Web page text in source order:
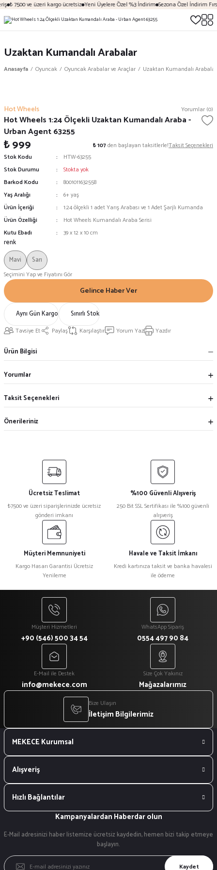
₺ 7500 ve üzeri kargo ücretsiz Yeni Üyelere Özel %3 İndirim Sezona Özel İndirim
Uzaktan Kumandalı Arabalar
Anasayfa Oyuncak Oyuncak Arabalar ve Araçlar Uzaktan Kumandalı Arabalar
Hot Wheels Yorumlar (0)
Hot Wheels 1:24 Ölçekli Uzaktan Kumandalı Araba -
Urban Agent 63255
₺ 999 ₺ 107den başlayan taksitlerle!Taksit Seçenekleri
Stok Kodu
HTW-63255
Stok Durumu
Stokta yok
Barkod Kodu
8001011632558
Yaş Aralığı
6+ yaş
Ürün İçeriği
1:24 ölçekli 1 adet Yarış Arabası ve 1 Adet Şarjlı Kumanda
Ürün Özelliği
Hot Wheels Kumandalı Araba Serisi
Kutu Ebadı
39 x 12 x 10 cm
renk
Mavi
Sarı
Seçimini Yap ve Fiyatını Gör
Gelince Haber Ver
Aynı Gün Kargo Sınırlı Stok
Tavsiye Et Paylaş Karşılaştır Yorum Yaz Yazdır
Ürün Bilgisi
Yorumlar
Taksit Seçenekleri
Önerileriniz
Ücretsiz Teslimat
₺7500 ve üzeri siparişlerinizde ücretsiz
gönderi imkanı
%100 Güvenli Alışveriş
250 Bit SSL Sertifikası ile %100 güvenli
alışveriş
Müşteri Memnuniyeti
Kargo Hasarı Garantisi Ücretsiz
Yenileme
Havale ve Taksit İmkanı
Kredi kartınıza taksit ve banka havalesi
ile ödeme
Müşteri Hizmetleri
+90 (546) 500 34 54
WhatsApp Sipariş
0554 497 90 84
E-Mail ile Destek
info@mekece.com
Size Çok Yakınız
Mağazalarımız
Bize Ulaşın
İletişim Bilgilerimiz
MEKECE Kurumsal
Alışveriş
Hızlı Bağlantılar
Kampanyalardan Haberdar olun
E-Mail adresinizi haber listemize ücretsiz kaydedin, hemen bizi takip etmeye
başlayın.
Kaydet